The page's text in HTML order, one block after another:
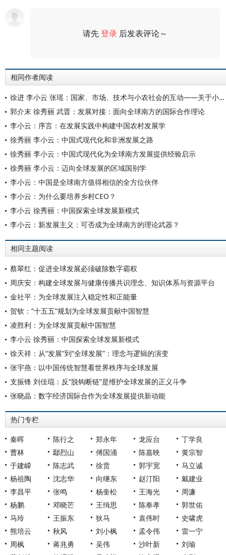
请先登录 后发表评论～
相同作者阅读
徐进 李小云 张瑶：国家、市场、技术与小农社会的互动——关于小农和乡村续存与发展的社会学笔记
郭介末 徐秀丽 武晋：发展对接：面向全球南方的国际合作理论
李小云：序言：在发展实践中构建中国农村发展学
徐秀丽 李小云：中国式现代化和非洲发展之路
徐秀丽 李小云：中国式现代化为全球南方发展提供经验启示
徐秀丽 李小云：迈向全球发展的区域国别学
李小云：中国是全球南方值得相信的全方位伙伴
李小云：为什么要培养乡村CEO？
李小云 徐秀丽：中国探索全球发展新模式
李小云：新发展主义：可否成为全球南方的理论武器？
相同主题阅读
蔡翠红：促进全球发展必须破除数字霸权
周庆安：构建全球发展与健康传播共识理念、知识体系与资源平台
金社平：为全球发展注入稳定性和正能量
贺钦：“十五五”规划为全球发展贡献中国智慧
凌胜利：为全球发展贡献中国智慧
李小云 徐秀丽：中国探索全球发展新模式
徐天祥：从“发展”到“全球发展”：理念与逻辑的演变
张宇燕：以中国传统智慧看世界秩序与全球发展
支振锋 刘佳琨：反“脱钩断链”是维护全球发展的正义斗争
张晓晶：数字经济国际合作为全球发展提供新动能
热门专栏
秦晖 陈行之 郑永年 龙应台
丁学良
曹林
鄢烈山 傅国涌 陈嘉映
黄宗智
于建嵘
陈志武 徐贲 郭宇宽
马立诚
杨祖陶
沈志华 向继东 赵汀阳
戴建业
李昌平
张鸣 杨奎松 王海光
周濂
杨鹏
邓晓芒 王缉思 陈奉孝
郭世佑
马玲
王振东 狄马 袁伟时
史啸虎
熊培云
秋风 刘小枫 孟令伟
雷一宁
周枫
蒋兆勇 吴伟 沙叶新
刘瑜